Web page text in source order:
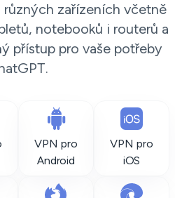
různých zařízeních včetně
notebooků i routerů a
přístup pro vaše potřeby
VPN pro
Android
VPN pro
iOS